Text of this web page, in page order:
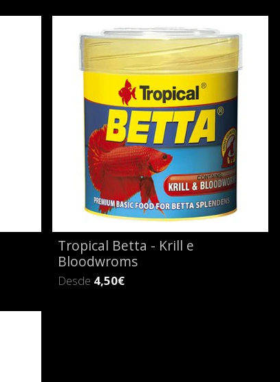
Tropical Betta - Krill e
Bloodwroms
Desde 4,50€